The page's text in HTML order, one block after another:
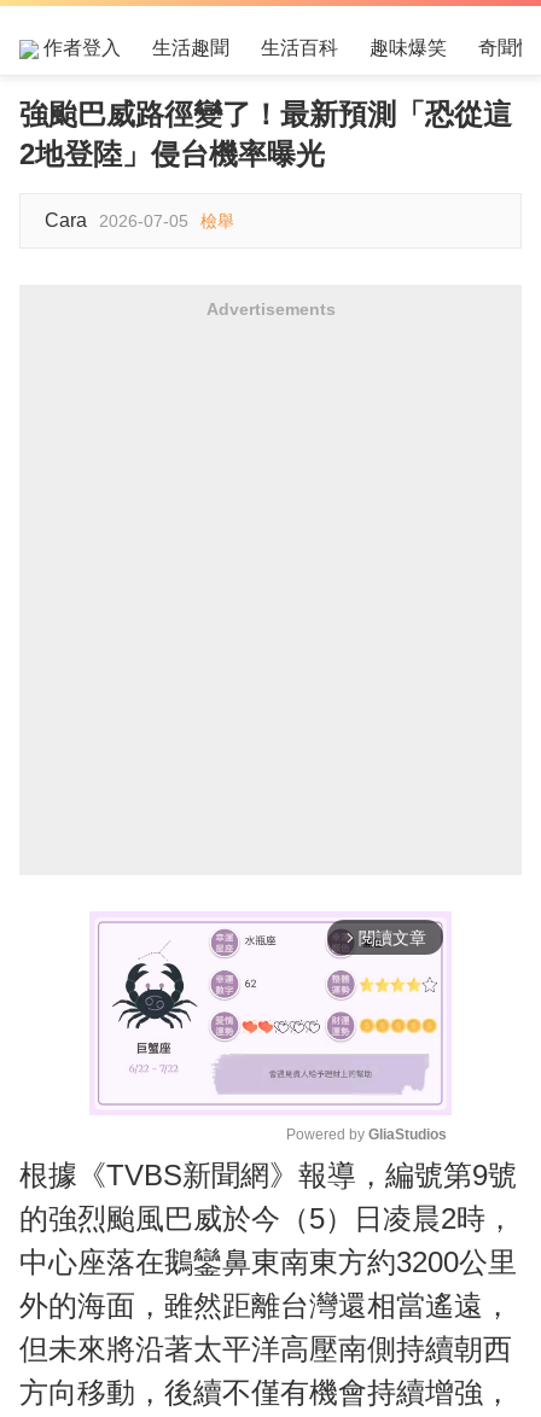
作者登入 生活趣聞 生活百科 趣味爆笑 奇聞怪
強颱巴威路徑變了！最新預測「恐從這
2地登陸」侵台機率曝光
Cara 2026-07-05 檢舉
Advertisements
arrow_forward_ios 閱讀文章
M
u
t
e
Powered by GliaStudios
根據《TVBS新聞網》報導，編號第9號
的強烈颱風巴威於今（5）日凌晨2時，
中心座落在鵝鑾鼻東南東方約3200公里
外的海面，雖然距離台灣還相當遙遠，
但未來將沿著太平洋高壓南側持續朝西
方向移動，後續不僅有機會持續增強，